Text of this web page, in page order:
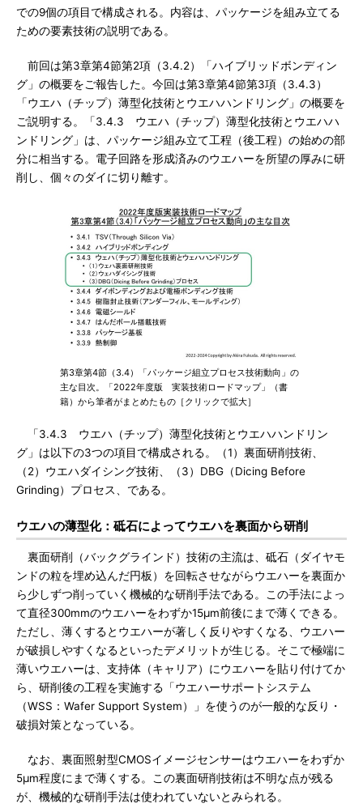
での9個の項目で構成される。内容は、パッケージを組み立てる
ための要素技術の説明である。
前回は第3章第4節第2項（3.4.2）「ハイブリッドボンディン
グ」の概要をご報告した。今回は第3章第4節第3項（3.4.3）
「ウエハ（チップ）薄型化技術とウエハハンドリング」の概要を
ご説明する。「3.4.3 ウエハ（チップ）薄型化技術とウエハハ
ンドリング」は、パッケージ組み立て工程（後工程）の始めの部
分に相当する。電子回路を形成済みのウエハーを所望の厚みに研
削し、個々のダイに切り離す。
第3章第4節（3.4）「パッケージ組立プロセス技術動向」の
主な目次。「2022年度版 実装技術ロードマップ」（書
籍）から筆者がまとめたもの［クリックで拡大］
「3.4.3 ウエハ（チップ）薄型化技術とウエハハンドリン
グ」は以下の3つの項目で構成される。（1）裏面研削技術、
（2）ウエハダイシング技術、（3）DBG（Dicing Before
Grinding）プロセス、である。
ウエハの薄型化：砥石によってウエハを裏面から研削
裏面研削（バックグラインド）技術の主流は、砥石（ダイヤモ
ンドの粒を埋め込んだ円板）を回転させながらウエハーを裏面か
ら少しずつ削っていく機械的な研削手法である。この手法によっ
て直径300mmのウエハーをわずか15μm前後にまで薄くできる。
ただし、薄くするとウエハーが著しく反りやすくなる、ウエハー
が破損しやすくなるといったデメリットが生じる。そこで極端に
薄いウエハーは、支持体（キャリア）にウエハーを貼り付けてか
ら、研削後の工程を実施する「ウエハーサポートシステム
（WSS：Wafer Support System）」を使うのが一般的な反り・
破損対策となっている。
なお、裏面照射型CMOSイメージセンサーはウエハーをわずか
5μm程度にまで薄くする。この裏面研削技術は不明な点が残る
が、機械的な研削手法は使われていないとみられる。